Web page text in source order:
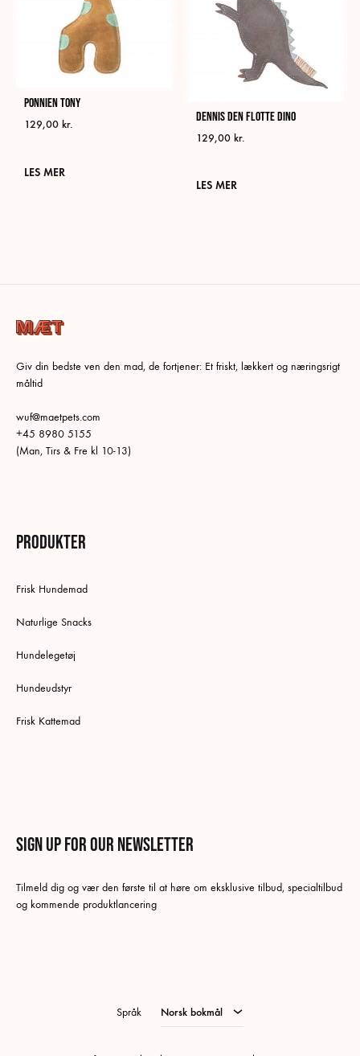
Ponnien Tony
129,00 kr.
LES MER
Dennis den flotte Dino
129,00 kr.
LES MER
Giv din bedste ven den mad, de fortjener: Et friskt, lækkert og næringsrigt
måltid
wuf@maetpets.com
+45 8980 5155
(Man, Tirs & Fre kl 10-13)
Produkter
Frisk Hundemad
Naturlige Snacks
Hundelegetøj
Hundeudstyr
Frisk Kattemad
Sign up for our newsletter
Tilmeld dig og vær den første til at høre om eksklusive tilbud, specialtilbud
og kommende produktlancering
Språk Norsk bokmål
Norsk bokmål